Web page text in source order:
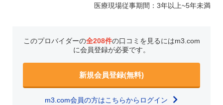
医療現場従事期間：3年以上~5年未満
このプロバイダーの全208件の口コミを見るにはm3.com
に会員登録が必要です。
新規会員登録(無料)
m3.com会員の方はこちらからログイン